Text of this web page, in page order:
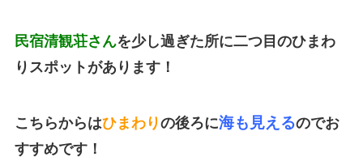
民宿清観荘さんを少し過ぎた所に二つ目のひまわ
りスポットがあります！
こちらからはひまわりの後ろに海も見えるのでお
すすめです！